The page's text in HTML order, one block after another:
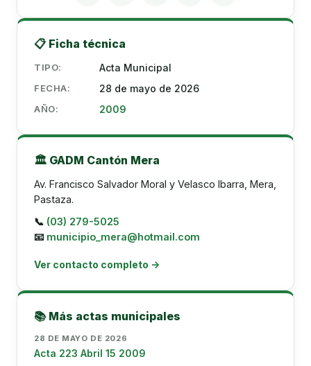
📋 Ficha técnica
TIPO: Acta Municipal
FECHA: 28 de mayo de 2026
AÑO: 2009
🏛️ GADM Cantón Mera
Av. Francisco Salvador Moral y Velasco Ibarra, Mera,
Pastaza.
📞 (03) 279-5025
📧 municipio_mera@hotmail.com
Ver contacto completo →
📚 Más actas municipales
28 DE MAYO DE 2026
Acta 223 Abril 15 2009